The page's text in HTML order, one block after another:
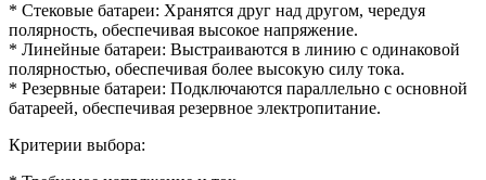
* Стековые батареи: Хранятся друг над другом, чередуя
полярность, обеспечивая высокое напряжение.
* Линейные батареи: Выстраиваются в линию с одинаковой
полярностью, обеспечивая более высокую силу тока.
* Резервные батареи: Подключаются параллельно с основной
батареей, обеспечивая резервное электропитание.
Критерии выбора: